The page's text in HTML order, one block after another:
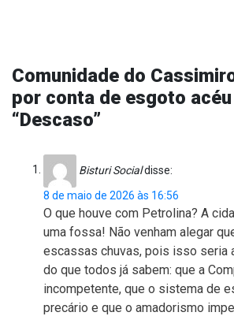
Comunidade do
por conta de esgoto
“Descaso”
Bisturi Socialdisse:
8 de maio de 2026 às 16:56
O que houve com Petrolina? A
uma fossa! Não venham alegar
escassas chuvas, pois isso seria
do que todos já sabem: que a
incompetente, que o sistema de
precário e que o amadorismo